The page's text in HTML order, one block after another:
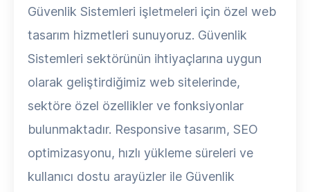
Güvenlik Sistemleri işletmeleri için özel web
tasarım hizmetleri sunuyoruz. Güvenlik
Sistemleri sektörünün ihtiyaçlarına uygun
olarak geliştirdiğimiz web sitelerinde,
sektöre özel özellikler ve fonksiyonlar
bulunmaktadır. Responsive tasarım, SEO
optimizasyonu, hızlı yükleme süreleri ve
kullanıcı dostu arayüzler ile Güvenlik